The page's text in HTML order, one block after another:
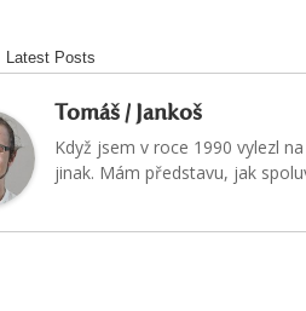
Latest Posts
Tomáš / Jankoš
Když jsem v roce 1990 vylezl
jinak. Mám představu, jak